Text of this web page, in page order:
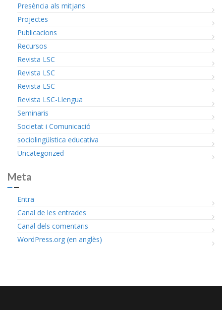
Presència als mitjans
Projectes
Publicacions
Recursos
Revista LSC
Revista LSC
Revista LSC
Revista LSC-Llengua
Seminaris
Societat i Comunicació
sociolingüística educativa
Uncategorized
Meta
Entra
Canal de les entrades
Canal dels comentaris
WordPress.org (en anglès)